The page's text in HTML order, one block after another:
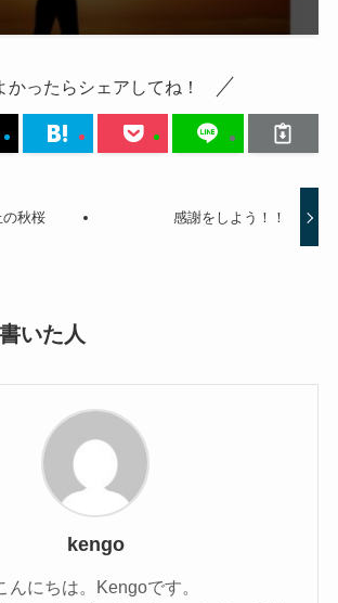
かったらシェアしてね！
の秋桜 感謝をしよう！！
いた人
kengo
んにちは。Kengoです。